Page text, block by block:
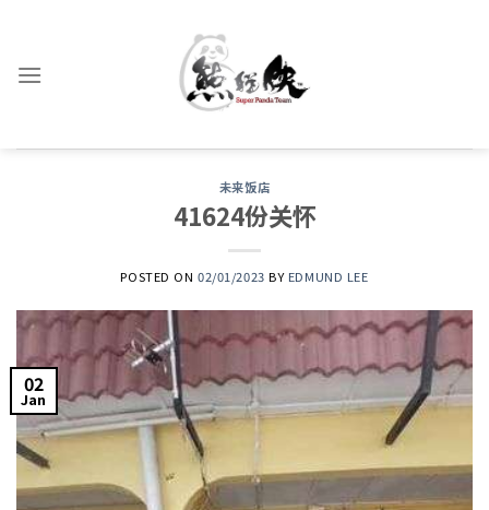
content
未来饭店
41624份关怀
POSTED ON02/01/2023 BY EDMUND LEE
02
Jan